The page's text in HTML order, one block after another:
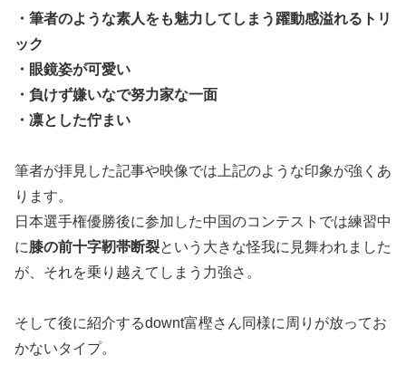
・筆者のような素人をも魅力してしまう躍動感溢れるトリ
ック
・眼鏡姿が可愛い
・負けず嫌いなで努力家な一面
・凛とした佇まい
筆者が拝見した記事や映像では上記のような印象が強くあ
ります。
日本選手権優勝後に参加した中国のコンテストでは練習中
に膝の前十字靭帯断裂という大きな怪我に見舞われました
が、それを乗り越えてしまう力強さ。
そして後に紹介するdownt富樫さん同様に周りが放ってお
かないタイプ。